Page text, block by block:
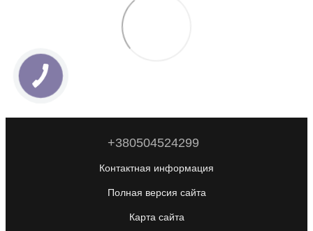
+380504524299
Контактная информация
Полная версия сайта
Карта сайта